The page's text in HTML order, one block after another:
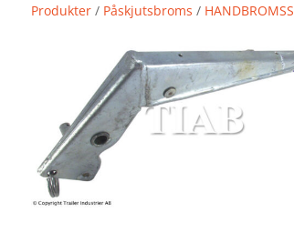
Produkter / Påskjutsbroms /